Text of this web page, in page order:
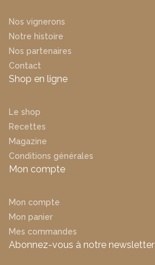
Nos vignerons
Notre histoire
Nos partenaires
Contact
Shop en ligne
Le shop
Recettes
Magazine
Conditions générales
Mon compte
Mon compte
Mon panier
Mes commandes
Abonnez-vous à notre newsletter